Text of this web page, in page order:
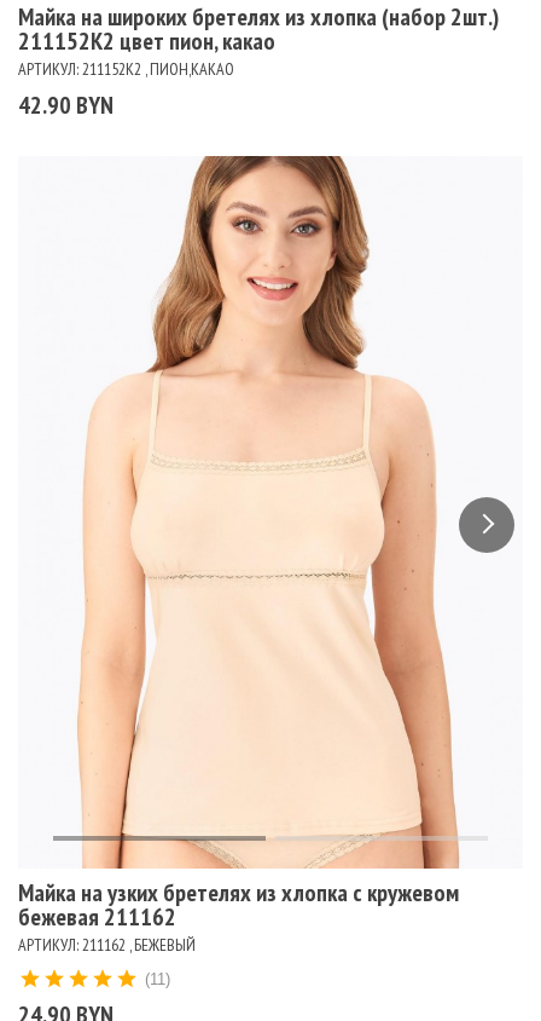
Майка на широких бретелях из хлопка (набор 2шт.)
211152К2 цвет пион, какао
АРТИКУЛ: 211152K2 , ПИОН,КАКАО
42.90 BYN
Майка на узких бретелях из хлопка с кружевом
бежевая 211162
АРТИКУЛ: 211162 , БЕЖЕВЫЙ
(11)